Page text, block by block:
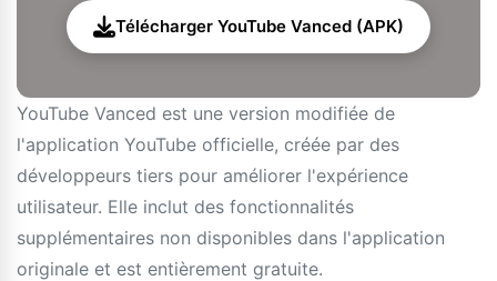
Télécharger YouTube Vanced (APK)
YouTube Vanced est une version modifiée de
l'application YouTube officielle, créée par des
développeurs tiers pour améliorer l'expérience
utilisateur. Elle inclut des fonctionnalités
supplémentaires non disponibles dans l'application
originale et est entièrement gratuite.